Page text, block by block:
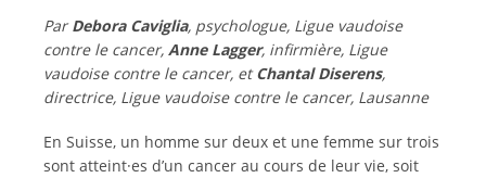
ParDebora Caviglia, psychologue, Ligue vaudoise
contre le cancer, Anne Lagger, infirmière, Ligue
vaudoise contre le cancer, etChantal Diserens,
directrice, Ligue vaudoise contre le cancer, Lausanne
En Suisse, un homme sur deux et une femme sur trois
sont atteint·es d’un cancer au cours de leur vie, soit